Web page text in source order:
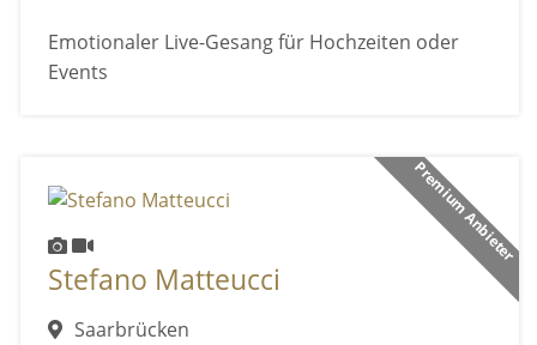
Emotionaler Live-Gesang für Hochzeiten oder
Events
Premium Anbieter
Stefano Matteucci
Saarbrücken